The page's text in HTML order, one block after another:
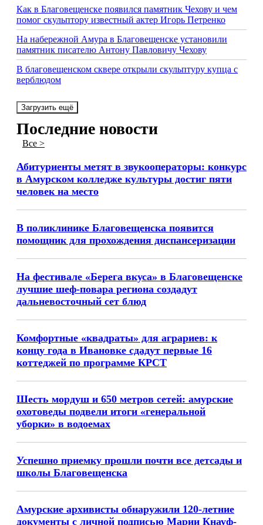
Как в Благовещенске появился памятник Чехову и чем
помог скульптору известный актер Игорь Петренко
На набережной Амура в Благовещенске установили
памятник писателю Антону Павловичу Чехову
В благовещенском сквере открыли скульптуру купца с
верблюдом
Загрузить ещё
Последние новости
Все >
Абитуриенты метят в звукооператоры: конкурс
в Амурском колледже культуры достиг пяти
человек на место
В поликлинике Благовещенска появится
помощник для прохождения диспансеризации
На фестивале «Берега вкуса» в Благовещенске
лучшие шеф-повара региона создадут
дальневосточный сет блюд
Комфортные «квадраты» для аграриев: к
концу года в Ивановке сдадут первые 16
коттеджей по программе КРСТ
Шесть мордуш и 650 метров сетей: амурские
охотоведы подвели итоги «генеральной
уборки» в водоемах
Успешно приемку прошли почти все детсады и
школы Благовещенска
Амурские архивисты обнаружили 120-летние
документы с личной подписью Марии Кнауф-